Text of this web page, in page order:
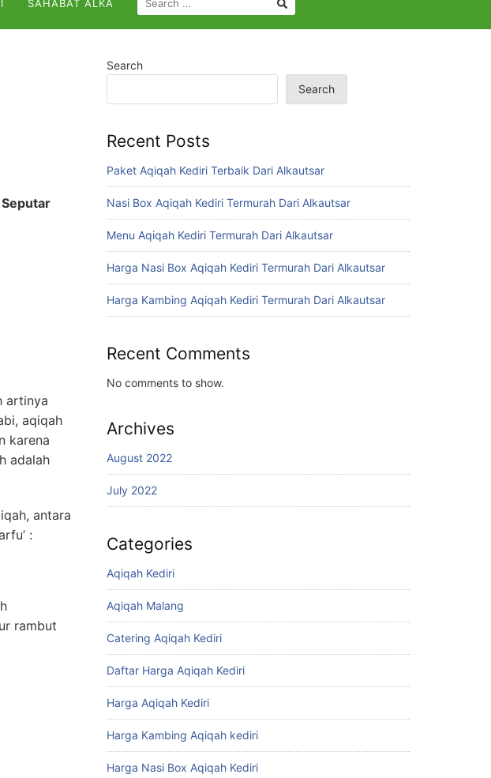
SAHABAT ALKA
FOR:
artinya
aqiqah
karena
adalah
antara
:
rambut
Search
Search
Recent Posts
Paket Aqiqah Kediri Terbaik Dari Alkautsar
Nasi Box Aqiqah Kediri Termurah Dari Alkautsar
Menu Aqiqah Kediri Termurah Dari Alkautsar
Harga Nasi Box Aqiqah Kediri Termurah Dari Alkautsar
Harga Kambing Aqiqah Kediri Termurah Dari Alkautsar
Recent Comments
No comments to show.
Archives
August 2022
July 2022
Categories
Aqiqah Kediri
Aqiqah Malang
Catering Aqiqah Kediri
Daftar Harga Aqiqah Kediri
Harga Aqiqah Kediri
Harga Kambing Aqiqah kediri
Harga Nasi Box Aqiqah Kediri